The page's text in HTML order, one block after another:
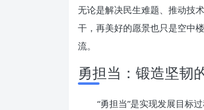
无论是解决民生难题、推动技
干，再美好的愿景也只是空中
流。
勇担当：锻造坚韧
“勇担当”是实现发展目标